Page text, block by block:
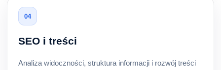
04
SEO i treści
Analiza widoczności, struktura informacji i rozwój treści